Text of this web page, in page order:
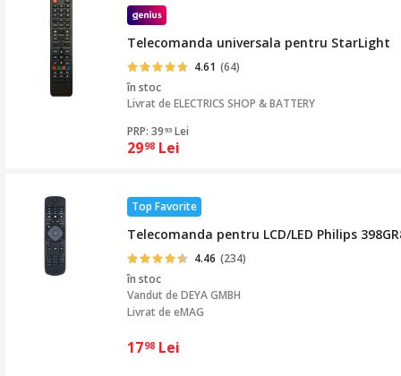
Telecomanda universala pentru StarLight
4.61 (64)
în stoc
Livrat deELECTRICS SHOP & BATTERY
PRP: 39 93 Lei
2998 Lei
Top Favorite
Telecomanda pentru LCD/LED Philips
4.46 (234)
în stoc
Vandut deDEYA GMBH
Livrat de eMAG
1798 Lei